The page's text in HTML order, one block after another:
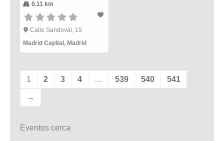
0.11 km
Calle Sandoval, 15
Madrid Capital , Madrid
1 2 3 4 … 539 540 541
→
Eventos cerca